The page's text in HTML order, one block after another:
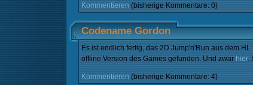
Kommentieren (bisherige Kommentare: 0)
Codename Gordon
Es ist endlich fertig, das 2D Jump'n'Run aus dem
offline Version des Games gefunden. Und zwar hier.
Kommentieren (bisherige Kommentare: 4)